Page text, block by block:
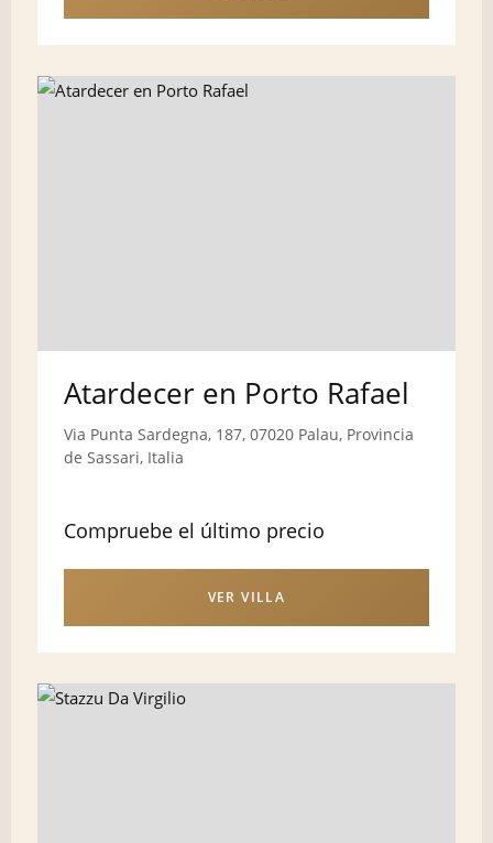
Atardecer en Porto Rafael
Via Punta Sardegna, 187, 07020 Palau, Provincia
de Sassari, Italia
Compruebe el último precio
VER VILLA